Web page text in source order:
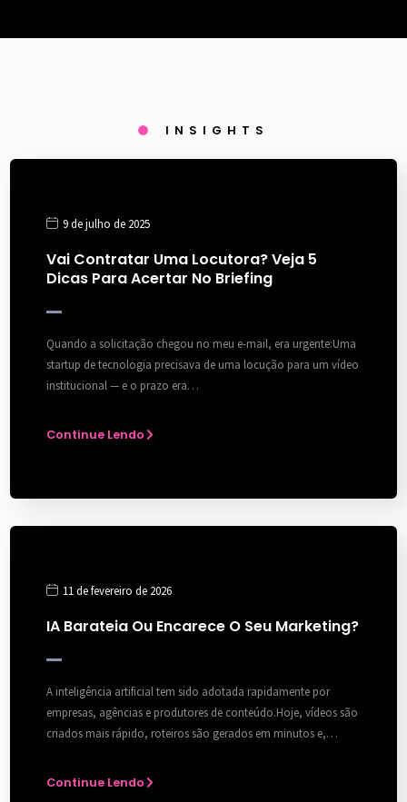
INSIGHTS
9 de julho de 2025
Vai Contratar Uma Locutora? Veja 5
Dicas Para Acertar No Briefing
Quando a solicitação chegou no meu e-mail, era urgente:Uma
startup de tecnologia precisava de uma locução para um vídeo
institucional — e o prazo era…
Continue Lendo
11 de fevereiro de 2026
IA Barateia Ou Encarece O Seu Marketing?
A inteligência artificial tem sido adotada rapidamente por
empresas, agências e produtores de conteúdo.Hoje, vídeos são
criados mais rápido, roteiros são gerados em minutos e,…
Continue Lendo